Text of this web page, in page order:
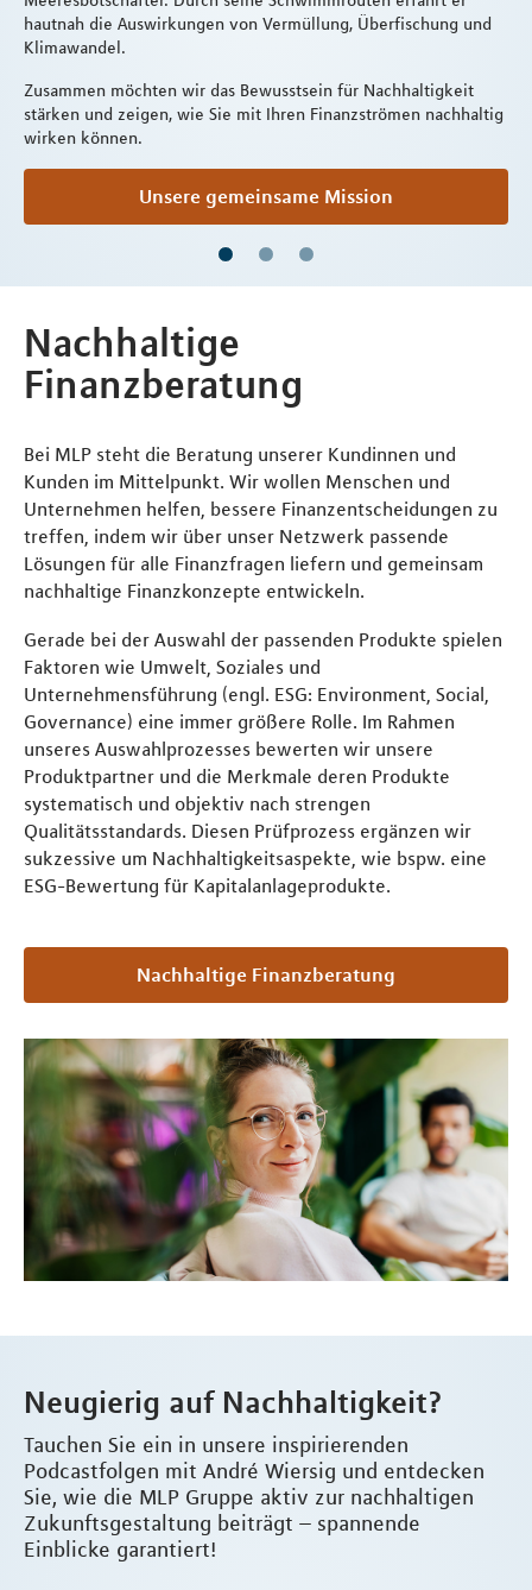
hautnah die Auswirkungen von Vermüllung, Überfischung und
Klimawandel.
Zusammen möchten wir das Bewusstsein für Nachhaltigkeit
stärken und zeigen, wie Sie mit Ihren Finanzströmen nachhaltig
wirken können.
Unsere gemeinsame Mission
Nachhaltige
Finanzberatung
Bei MLP steht die Beratung unserer Kundinnen und
Kunden im Mittelpunkt. Wir wollen Menschen und
Unternehmen helfen, bessere Finanzentscheidungen zu
treffen, indem wir über unser Netzwerk passende
Lösungen für alle Finanzfragen liefern und gemeinsam
nachhaltige Finanzkonzepte entwickeln.
Gerade bei der Auswahl der passenden Produkte spielen
Faktoren wie Umwelt, Soziales und
Unternehmensführung (engl. ESG: Environment, Social,
Governance) eine immer größere Rolle. Im Rahmen
unseres Auswahlprozesses bewerten wir unsere
Produktpartner und die Merkmale deren Produkte
systematisch und objektiv nach strengen
Qualitätsstandards. Diesen Prüfprozess ergänzen wir
sukzessive um Nachhaltigkeitsaspekte, wie bspw. eine
ESG-Bewertung für Kapitalanlageprodukte.
Nachhaltige Finanzberatung
Neugierig auf Nachhaltigkeit?
Tauchen Sie ein in unsere inspirierenden
Podcastfolgen mit André Wiersig und entdecken
Sie, wie die MLP Gruppe aktiv zur nachhaltigen
Zukunftsgestaltung beiträgt – spannende
Einblicke garantiert!